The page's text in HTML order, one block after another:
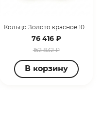
Кольцо Золото красное 10825-0100-6027
76 416 ₽
152 832 ₽
В корзину